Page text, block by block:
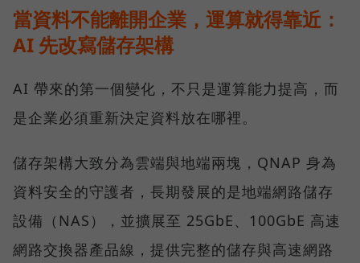
當資料不能離開企業，運算就得靠近：
AI 先改寫儲存架構
AI 帶來的第一個變化，不只是運算能力提高，而
是企業必須重新決定資料放在哪裡。
儲存架構大致分為雲端與地端兩塊，QNAP 身為
資料安全的守護者，長期發展的是地端網路儲存
設備（NAS），並擴展至 25GbE、100GbE 高速
網路交換器產品線，提供完整的儲存與高速網路